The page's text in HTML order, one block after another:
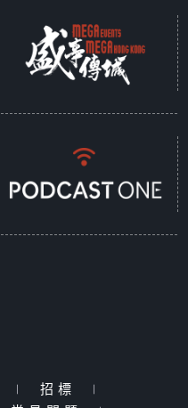
| 招標
|